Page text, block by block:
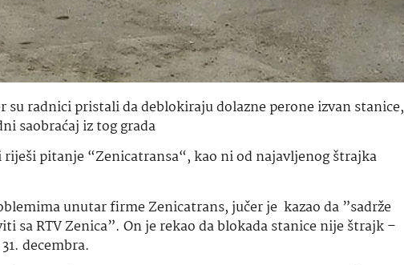
su radnici pristali da deblokiraju dolazne perone izvan stanice,
saobraćaj iz tog grada
pitanje “Zenicatransa“, kao ni od najavljenog štrajka
unutar firme Zenicatrans, jučer je kazao da ”sadrže
sa RTV Zenica”. On je rekao da blokada stanice nije štrajk –
decembra.